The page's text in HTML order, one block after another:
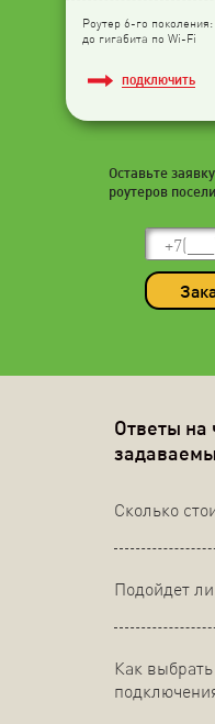
Роутер 6-го поколения:
до гигабита по Wi-Fi
ПОДКЛЮЧИТЬ
Оставьте
роутеров
Ответы на
Сколько
Подойдет
Как